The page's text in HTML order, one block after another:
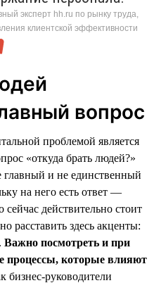
эксперт hh.ru по рынку труда,
клиентской эффективности
вопрос
проблемой является
«откуда брать людей?»
главный и не единственный
на него есть ответ —
действительно стоит
расставить здесь акценты:
Важно посмотреть и при
процессы, которые влияют
бизнес-руководители